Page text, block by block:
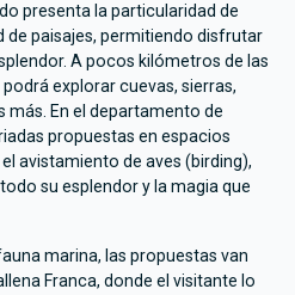
presenta la particularidad de
de paisajes, permitiendo disfrutar
A pocos kilómetros de las
explorar cuevas, sierras,
más. En el departamento de
propuestas en espacios
avistamiento de aves (birding),
su esplendor y la magia que
marina, las propuestas van
Franca, donde el visitante lo